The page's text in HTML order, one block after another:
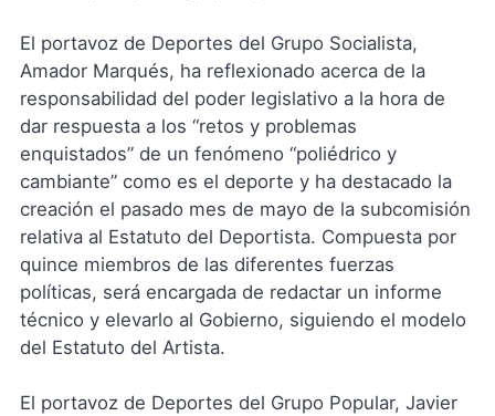
El portavoz de Deportes del Grupo Socialista,
Amador Marqués, ha reflexionado acerca de la
responsabilidad del poder legislativo a la hora de
dar respuesta a los “retos y problemas
enquistados” de un fenómeno “poliédrico y
cambiante” como es el deporte y ha destacado la
creación el pasado mes de mayo de la subcomisión
relativa al Estatuto del Deportista. Compuesta por
quince miembros de las diferentes fuerzas
políticas, será encargada de redactar un informe
técnico y elevarlo al Gobierno, siguiendo el modelo
del Estatuto del Artista.
El portavoz de Deportes del Grupo Popular, Javier